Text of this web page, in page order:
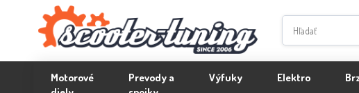
Motorové
Prevody a
Výfuky Elektro